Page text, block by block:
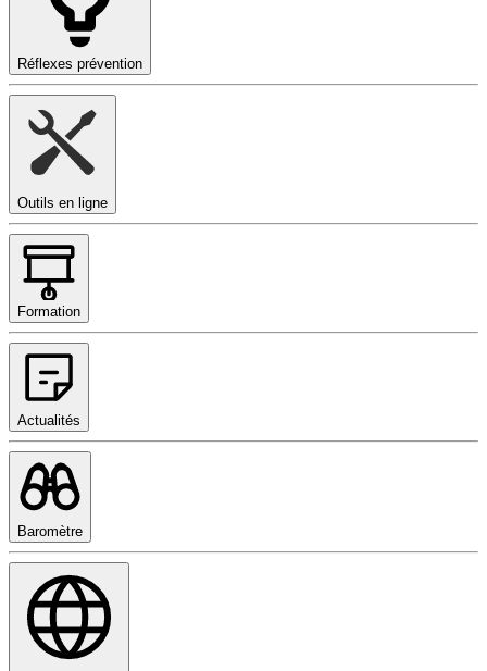
Réflexes prévention
Outils en ligne
Formation
Actualités
Baromètre